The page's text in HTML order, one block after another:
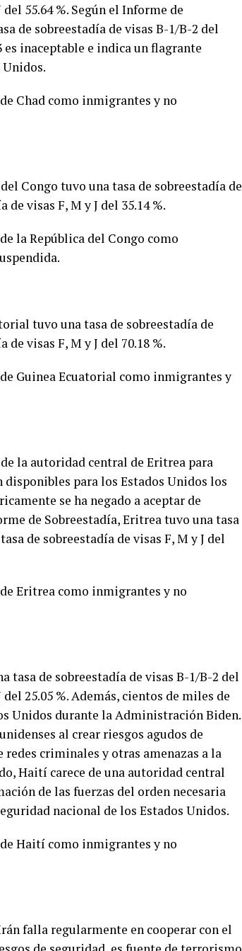
55.64 %. Según el Informe de
de sobreestadía de visas B-1/B-2 del
es inaceptable e indica un flagrante
Chad como inmigrantes y no
Congo tuvo una tasa de sobreestadía de
de visas F, M y J del 35.14 %.
la República del Congo como
tuvo una tasa de sobreestadía de
de visas F, M y J del 70.18 %.
Guinea Ecuatorial como inmigrantes y
la autoridad central de Eritrea para
para los Estados Unidos los
se ha negado a aceptar de
de Sobreestadía, Eritrea tuvo una tasa
de sobreestadía de visas F, M y J del
Eritrea como inmigrantes y no
tasa de sobreestadía de visas B-1/B-2 del
25.05 %. Además, cientos de miles de
Unidos durante la Administración Biden.
al crear riesgos agudos de
criminales y otras amenazas a la
Haití carece de una autoridad central
de las fuerzas del orden necesaria
nacional de los Estados Unidos.
Haití como inmigrantes y no
falla regularmente en cooperar con el